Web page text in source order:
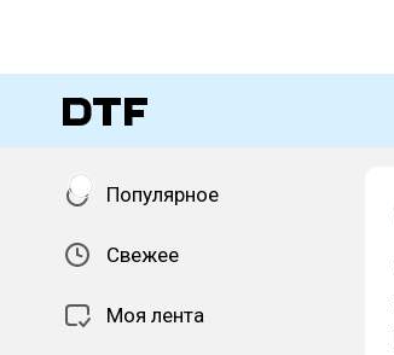
Популярное
Свежее
Моя лента